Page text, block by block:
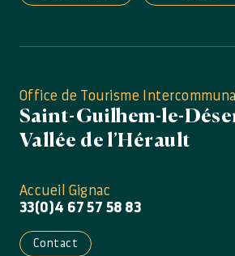
Office de Tourisme Intercommunal
Saint-Guilhem-le-
Vallée de l’Hérault
Accueil Gignac
33(0)4 67 57 58 83
Contact